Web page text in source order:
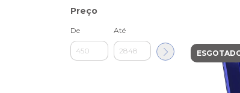
Preço
De Até